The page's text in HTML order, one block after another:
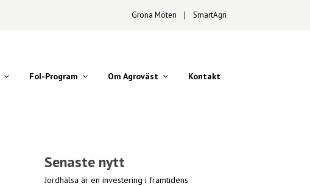
Gröna Möten ∣ SmartAgri
FoI-Program Om Agroväst Kontakt
Senaste nytt
Jordhälsa är en investering i framtidens